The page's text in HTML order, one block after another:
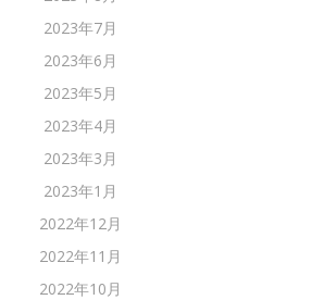
2023年7月
2023年6月
2023年5月
2023年4月
2023年3月
2023年1月
2022年12月
2022年11月
2022年10月